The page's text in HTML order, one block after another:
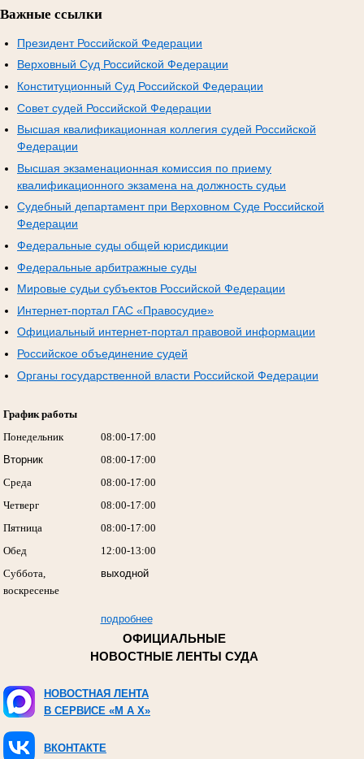
Важные ссылки
Президент Российской Федерации
Верховный Суд Российской Федерации
Конституционный Суд Российской Федерации
Совет судей Российской Федерации
Высшая квалификационная коллегия судей Российской
Федерации
Высшая экзаменационная комиссия по приему
квалификационного экзамена на должность судьи
Судебный департамент при Верховном Суде Российской
Федерации
Федеральные суды общей юрисдикции
Федеральные арбитражные суды
Мировые судьи субъектов Российской Федерации
Интернет-портал ГАС «Правосудие»
Официальный интернет-портал правовой информации
Российское объединение судей
Органы государственной власти Российской Федерации
График работы
Понедельник
08:00-17:00
Вторник
08:00-17:00
Среда
08:00-17:00
Четверг
08:00-17:00
Пятница
08:00-17:00
Обед
12:00-13:00
Суббота,
воскресенье
выходной
подробнее
ОФИЦИАЛЬНЫЕ
НОВОСТНЫЕ ЛЕНТЫ СУДА
НОВОСТНАЯ ЛЕНТА
В СЕРВИСЕ «M A X»
ВКОНТАКТЕ